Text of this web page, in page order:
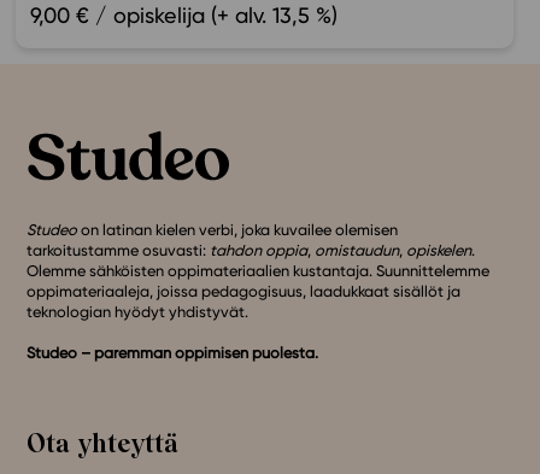
9,00 € / opiskelija (+ alv. 13,5 %)
Studeo on latinan kielen verbi, joka kuvailee olemisen
tarkoitustamme osuvasti: tahdon oppia, omistaudun, opiskelen.
Olemme sähköisten oppimateriaalien kustantaja. Suunnittelemme
oppimateriaaleja, joissa pedagogisuus, laadukkaat sisällöt ja
teknologian hyödyt yhdistyvät.
Studeo – paremman oppimisen puolesta.
Ota yhteyttä